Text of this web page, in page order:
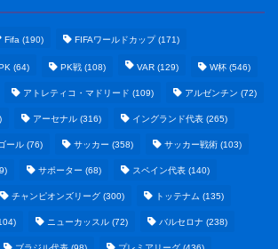
Fifa (190) FIFAワールドカップ(171)
(64) PK戦 (108) VAR (129) W杯 (546)
アトレティコ・マドリード (109) アルゼンチン (72)
アーセナル (316) イングランド代表 (265)
ール (76) サッカー (358) サッカー戦術 (103)
サポーター (68) スペイン代表 (140)
チャンピオンズリーグ (300) トッテナム (135)
ニューカッスル (72) バルセロナ (238)